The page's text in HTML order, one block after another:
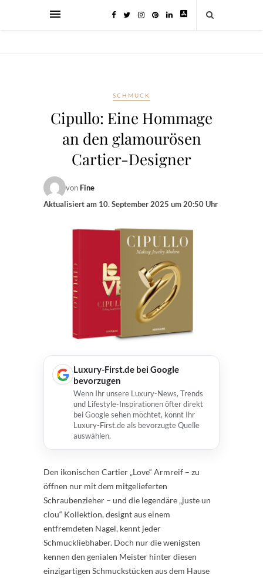
SCHMUCK
Cipullo: Eine Hommage
an den glamourösen
Cartier-Designer
von Fine
Aktualisiert am 10. September 2025 um 20:50 Uhr
Luxury-First.de bei Google
bevorzugen
Wenn Ihr unsere Luxury-News, Trends
und Lifestyle-Inspirationen öfter direkt
bei Google sehen möchtet, könnt Ihr
Luxury-First.de als bevorzugte Quelle
auswählen.
Den ikonischen Cartier „Love“ Armreif – zu
öffnen nur mit dem mitgelieferten
Schraubenzieher – und die legendäre „juste un
clou“ Kollektion, designt aus einem
entfremdeten Nagel, kennt jeder
Schmuckliebhaber. Doch nur die wenigsten
kennen den genialen Meister hinter diesen
einzigartigen Schmuckstücken aus dem Hause